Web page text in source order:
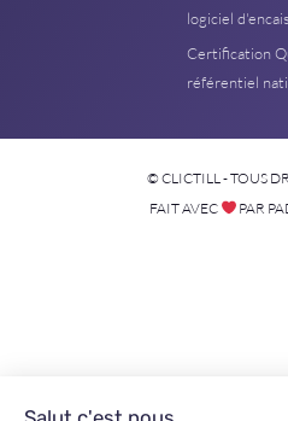
logiciel
Certification
référentiel
© CLICTILL - TOUS
FAIT AVEC
PAR